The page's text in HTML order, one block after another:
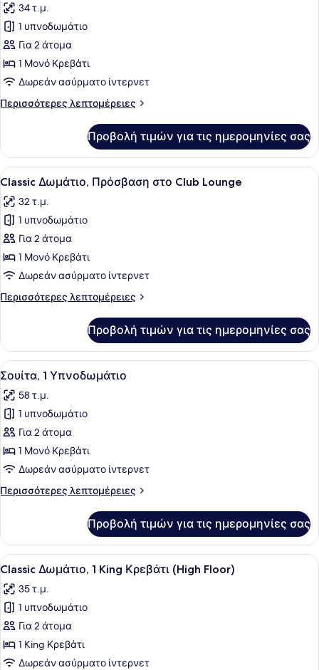
(Low
Floor)
των
φωτογραφιών
για
Classic
Δωμάτιο
34 τ.μ.
1 υπνοδωμάτιο
Για 2 άτομα
1 Μονό Κρεβάτι
Δωρεάν ασύρματο ίντερνετ
Περισσότερες λεπτομέρειες
Περισσότερες
Δωμάτιο
Προβολή τιμών για τις ημερομηνίες σας
Προβολή
όλων
των
φωτογραφιών
για
Classic
Δωμάτιο,
στο
Ένα δωμάτιο ξενοδοχείου με ένα
6
Classic Δωμάτιο, Πρόσβαση στο Club Lounge
32 τ.μ.
1 υπνοδωμάτιο
Για 2 άτομα
1 Μονό Κρεβάτι
Δωρεάν ασύρματο ίντερνετ
Περισσότερες λεπτομέρειες
Περισσότερες
Δωμάτιο,
Πρόσβαση
στο
Lounge
Προβολή τιμών για τις ημερομηνίες σας
Προβολή
όλων
των
φωτογραφιών
για
Σουίτα,
1
Ένα δωμάτιο ξενοδοχείου με ένα
16
Σουίτα, 1 Υπνοδωμάτιο
58 τ.μ.
1 υπνοδωμάτιο
Για 2 άτομα
1 Μονό Κρεβάτι
Δωρεάν ασύρματο ίντερνετ
Περισσότερες λεπτομέρειες
Περισσότερες
1
Υπνοδωμάτιο
Προβολή τιμών για τις ημερομηνίες σας
Προβολή
όλων
των
φωτογραφιών
για
Classic
Δωμάτιο,
Ένα δωμάτιο ξενοδοχείου με ένα
6
Classic Δωμάτιο, 1 King Κρεβάτι (High Floor)
35 τ.μ.
1 υπνοδωμάτιο
Για 2 άτομα
1 King Κρεβάτι
Δωρεάν ασύρματο ίντερνετ